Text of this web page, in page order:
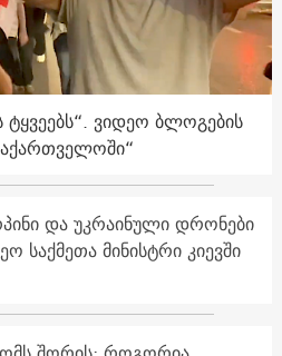
ვიდეო ბლოგების
და უკრაინული დრონები
საქმეთა მინისტრი კიევში